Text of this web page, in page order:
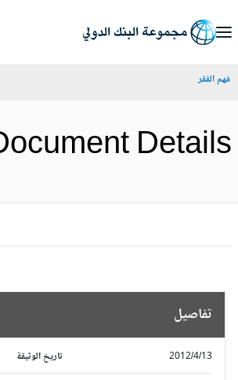
الفقر
Document
تفاصيل
تاريخ الوثيقة 2012/4/13